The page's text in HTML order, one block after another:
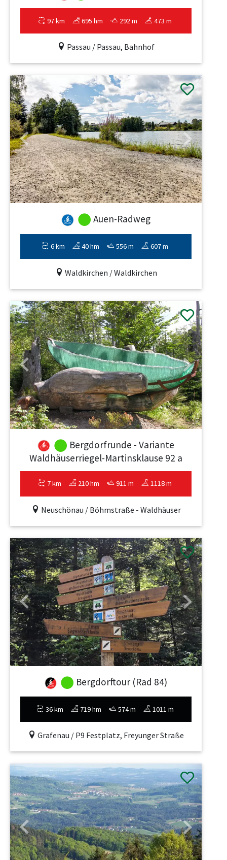
97 km 695 hm 292 m 473 m
Passau / Passau, Bahnhof
Previous Next
Auen-Radweg
6 km 40 hm 556 m 607 m
Waldkirchen / Waldkirchen
Previous Next
Bergdorfrunde - Variante
Waldhäuserriegel-Martinsklause 92 a
7 km 210 hm 911 m 1118 m
Neuschönau / Böhmstraße - Waldhäuser
Previous Next
Bergdorftour (Rad 84)
36 km 719 hm 574 m 1011 m
Grafenau / P9 Festplatz, Freyunger Straße
Previous Next